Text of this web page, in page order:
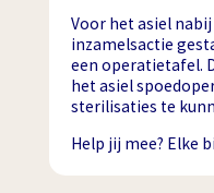
Voor het asiel
inzamelsactie
een operatietafel.
het asiel
sterilisaties te
Help jij mee? Elke